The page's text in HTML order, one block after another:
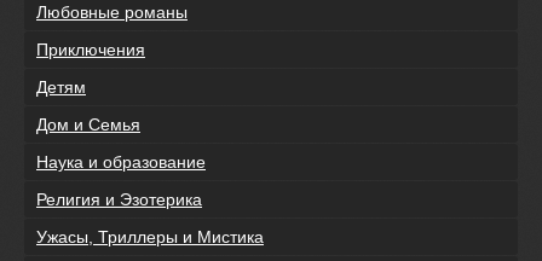
Любовные романы
Приключения
Детям
Дом и Семья
Наука и образование
Религия и Эзотерика
Ужасы, Триллеры и Мистика